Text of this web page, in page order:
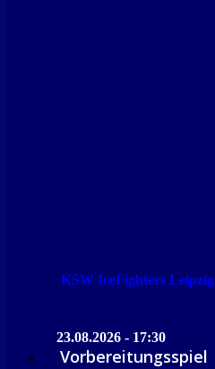
KSW IceFighters Leipzig
23.08.2026 - 17:30
Vorbereitungsspiel